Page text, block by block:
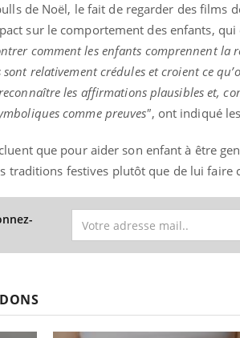
de Noël, le fait de regarder des films
sur le comportement des enfants,
comment les enfants comprennent la
relativement crédules et croient ce
les affirmations plausibles et,
comme preuves", ont indiqué
que pour aider son enfant à être
traditions festives plutôt que de lui faire